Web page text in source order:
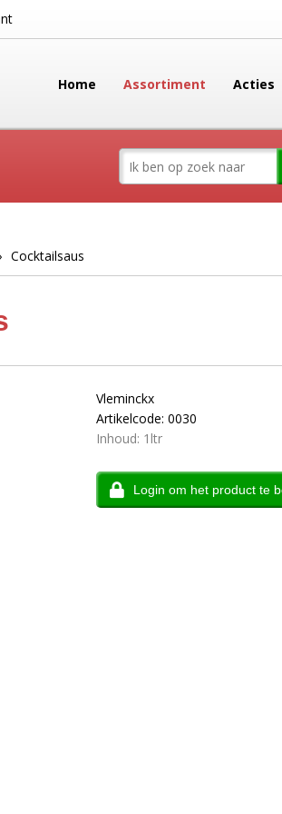
Home Assortiment Acties
Cocktailsaus
Vleminckx
Artikelcode: 0030
Inhoud: 1ltr
Login om het product te